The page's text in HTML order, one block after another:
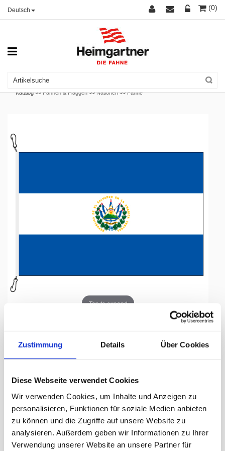
Zustimmung Details Über Cookies
Diese Webseite verwendet Cookies
Wir verwenden Cookies, um Inhalte und Anzeigen zu
personalisieren, Funktionen für soziale Medien anbieten
zu können und die Zugriffe auf unsere Website zu
analysieren. Außerdem geben wir Informationen zu Ihrer
Verwendung unserer Website an unsere Partner für
Deutsch (0)
Katalog >>Fahnen & Flaggen >>Nationen >>Fahne
Tap to expand
El Salvador, 200 x 300 cm
Lieferzeit Tage:ca. 5-7 Arbeitstage
318.00 CHF